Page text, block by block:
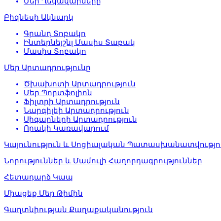
Բիզնեսի Ակնարկ
Գրանդ Տոբակո
Ինտերնեյշնլ Մասիս Տաբակ
Մասիս Տոբակո
Մեր Արտադրությունը
Ծխախոտի Արտադրություն
Մեր Պորտֆոլիոն
Ֆիլտրի Արտադրություն
Նարգիլեի Արտադրություն
Սիգարների Արտադրություն
Որակի Կառավարում
Կայունություն և Սոցիալական
Նորություններ և Մամուլի Հաղորդագրություններ
Հետադարձ Կապ
Միացեք Մեր Թիմին
Գաղտնիության Քաղաքականություն